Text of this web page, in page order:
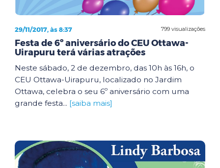
799 visualizações
29/11/2017, às 8:37
Festa de 6º aniversário do CEU Ottawa-
Uirapuru terá várias atrações
Neste sábado, 2 de dezembro, das 10h às 16h, o
CEU Ottawa-Uirapuru, localizado no Jardim
Ottawa, celebra o seu 6º aniversário com uma
grande festa... [saiba mais]